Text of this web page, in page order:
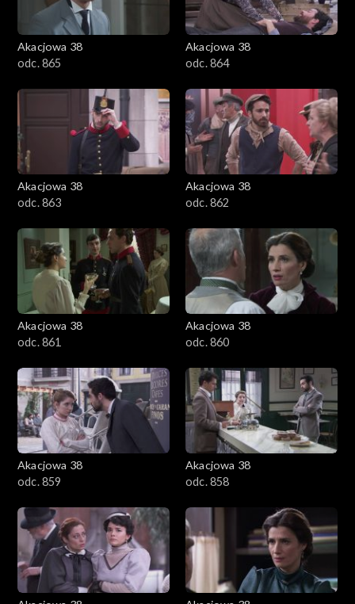
Akacjowa 38
odc. 865
Akacjowa 38
odc. 864
Akacjowa 38
odc. 863
Akacjowa 38
odc. 862
Akacjowa 38
odc. 861
Akacjowa 38
odc. 860
Akacjowa 38
odc. 859
Akacjowa 38
odc. 858